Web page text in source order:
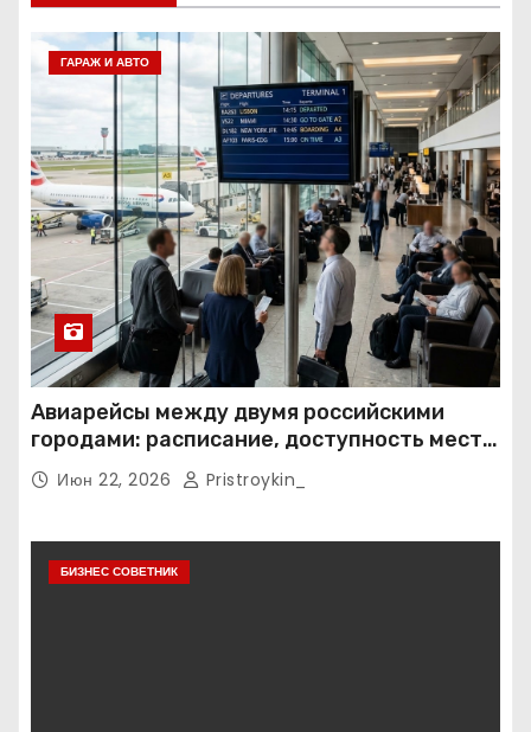
ГАРАЖ И АВТО
Авиарейсы между двумя российскими
городами: расписание, доступность мест и
тарифные условия
Июн 22, 2026 Pristroykin_
БИЗНЕС СОВЕТНИК